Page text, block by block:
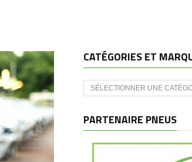
CATÉGORIES ET
Catégories
et
PARTENAIRE PNEUS